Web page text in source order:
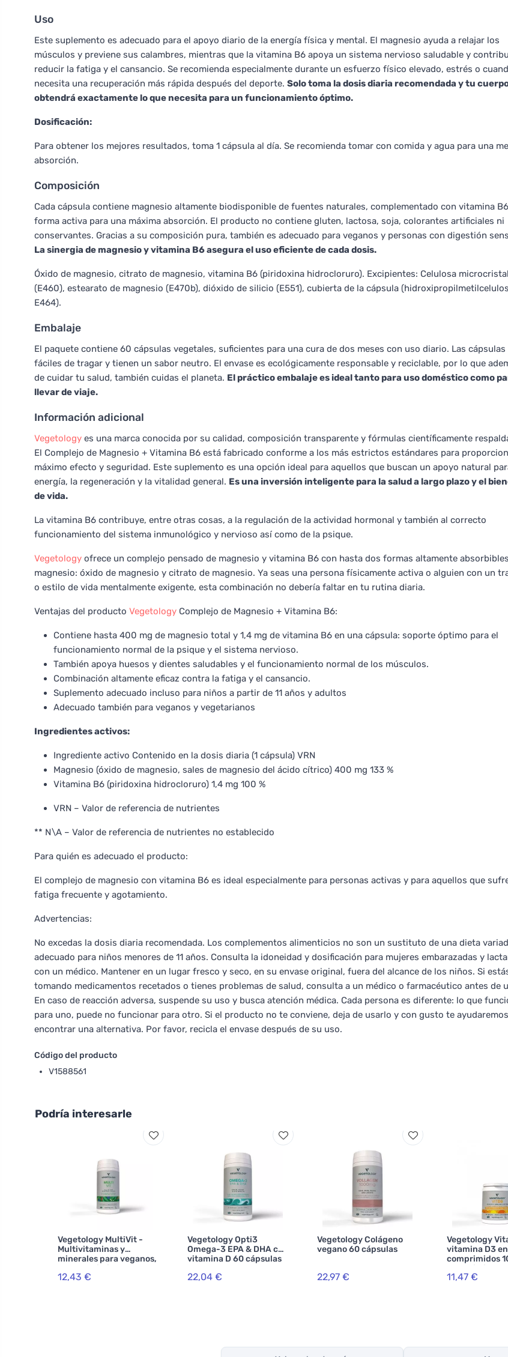
Uso
Este suplemento es adecuado para el apoyo diario de la energía física y mental. El magnesio ayuda a relajar los
músculos y previene sus calambres, mientras que la vitamina B6 apoya un sistema nervioso saludable y
reducir la fatiga y el cansancio. Se recomienda especialmente durante un esfuerzo físico elevado, estrés o
necesita una recuperación más rápida después del deporte. Solo toma la dosis diaria recomendada y tu
obtendrá exactamente lo que necesita para un funcionamiento óptimo.
Dosificación:
Para obtener los mejores resultados, toma 1 cápsula al día. Se recomienda tomar con comida y agua para una
absorción.
Composición
Cada cápsula contiene magnesio altamente biodisponible de fuentes naturales, complementado con vitamina
forma activa para una máxima absorción. El producto no contiene gluten, lactosa, soja, colorantes artificiales ni
conservantes. Gracias a su composición pura, también es adecuado para veganos y personas con digestión
La sinergia de magnesio y vitamina B6 asegura el uso eficiente de cada dosis.
Óxido de magnesio, citrato de magnesio, vitamina B6 (piridoxina hidrocloruro). Excipientes: Celulosa
(E460), estearato de magnesio (E470b), dióxido de silicio (E551), cubierta de la cápsula
E464).
Embalaje
El paquete contiene 60 cápsulas vegetales, suficientes para una cura de dos meses con uso diario. Las cápsulas
fáciles de tragar y tienen un sabor neutro. El envase es ecológicamente responsable y reciclable, por lo que
de cuidar tu salud, también cuidas el planeta. El práctico embalaje es ideal tanto para uso doméstico como
llevar de viaje.
Información adicional
Vegetology es una marca conocida por su calidad, composición transparente y fórmulas científicamente
El Complejo de Magnesio + Vitamina B6 está fabricado conforme a los más estrictos estándares para
máximo efecto y seguridad. Este suplemento es una opción ideal para aquellos que buscan un apoyo natural
energía, la regeneración y la vitalidad general. Es una inversión inteligente para la salud a largo plazo y el
de vida.
La vitamina B6 contribuye, entre otras cosas, a la regulación de la actividad hormonal y también al correcto
funcionamiento del sistema inmunológico y nervioso así como de la psique.
Vegetology ofrece un complejo pensado de magnesio y vitamina B6 con hasta dos formas altamente
magnesio: óxido de magnesio y citrato de magnesio. Ya seas una persona físicamente activa o alguien con un
o estilo de vida mentalmente exigente, esta combinación no debería faltar en tu rutina diaria.
Ventajas del producto Vegetology Complejo de Magnesio + Vitamina B6:
Contiene hasta 400 mg de magnesio total y 1,4 mg de vitamina B6 en una cápsula: soporte óptimo para el
funcionamiento normal de la psique y el sistema nervioso.
También apoya huesos y dientes saludables y el funcionamiento normal de los músculos.
Combinación altamente eficaz contra la fatiga y el cansancio.
Suplemento adecuado incluso para niños a partir de 11 años y adultos
Adecuado también para veganos y vegetarianos
Ingredientes activos:
Ingrediente activo Contenido en la dosis diaria (1 cápsula) VRN
Magnesio (óxido de magnesio, sales de magnesio del ácido cítrico) 400 mg 133 %
Vitamina B6 (piridoxina hidrocloruro) 1,4 mg 100 %
VRN – Valor de referencia de nutrientes
** N\A – Valor de referencia de nutrientes no establecido
Para quién es adecuado el producto:
El complejo de magnesio con vitamina B6 es ideal especialmente para personas activas y para aquellos que
fatiga frecuente y agotamiento.
Advertencias:
No excedas la dosis diaria recomendada. Los complementos alimenticios no son un sustituto de una dieta
adecuado para niños menores de 11 años. Consulta la idoneidad y dosificación para mujeres embarazadas y
con un médico. Mantener en un lugar fresco y seco, en su envase original, fuera del alcance de los niños. Si
tomando medicamentos recetados o tienes problemas de salud, consulta a un médico o farmacéutico antes de
En caso de reacción adversa, suspende su uso y busca atención médica. Cada persona es diferente: lo que
para uno, puede no funcionar para otro. Si el producto no te conviene, deja de usarlo y con gusto te
encontrar una alternativa. Por favor, recicla el envase después de su uso.
Código del producto
V1588561
Podría interesarle
Vegetology MultiVit -
Multivitaminas y
minerales para veganos,
60 comprimidos
12,43 €
Vegetology Opti3
Omega-3 EPA & DHA con
vitamina D 60 cápsulas
22,04 €
Vegetology Colágeno
vegano 60 cápsulas
22,97 €
Vegetology
vitamina D3 en
comprimidos
comprimidos
11,47 €